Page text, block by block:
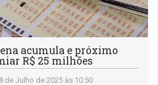
acumula e próximo
R$ 25 milhões
de Julho de 2025 às 10:50